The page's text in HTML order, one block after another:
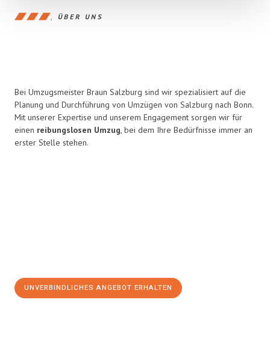
ÜBER UNS
Bei Umzugsmeister Braun Salzburg sind wir spezialisiert auf die
Planung und Durchführung von Umzügen von Salzburg nach Bonn.
Mit unserer Expertise und unserem Engagement sorgen wir für
einen reibungslosen Umzug, bei dem Ihre Bedürfnisse immer an
erster Stelle stehen.
UNVERBINDLICHES ANGEBOT ERHALTEN